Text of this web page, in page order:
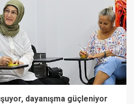
dayanışma güçleniyor